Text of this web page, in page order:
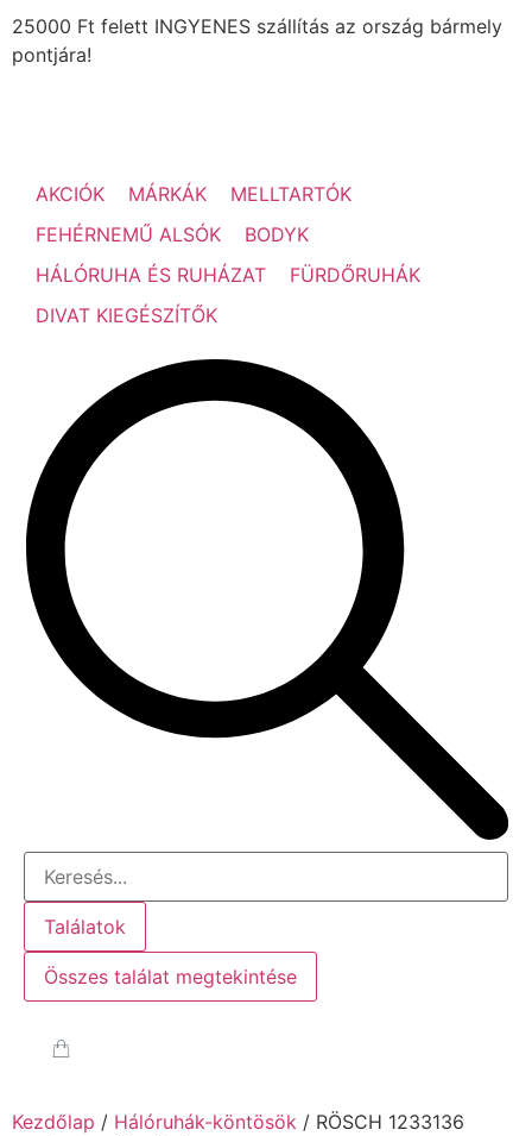
25000 Ft felett INGYENES szállítás az ország bármely
pontjára!
AKCIÓK MÁRKÁK
MELLTARTÓK
FEHÉRNEMŰ ALSÓK
BODYK
HÁLÓRUHA ÉS RUHÁZAT
FÜRDŐRUHÁK
DIVAT KIEGÉSZÍTŐK
Találatok
Összes találat megtekintése
Kezdőlap / Hálóruhák-köntösök / RÖSCH 1233136